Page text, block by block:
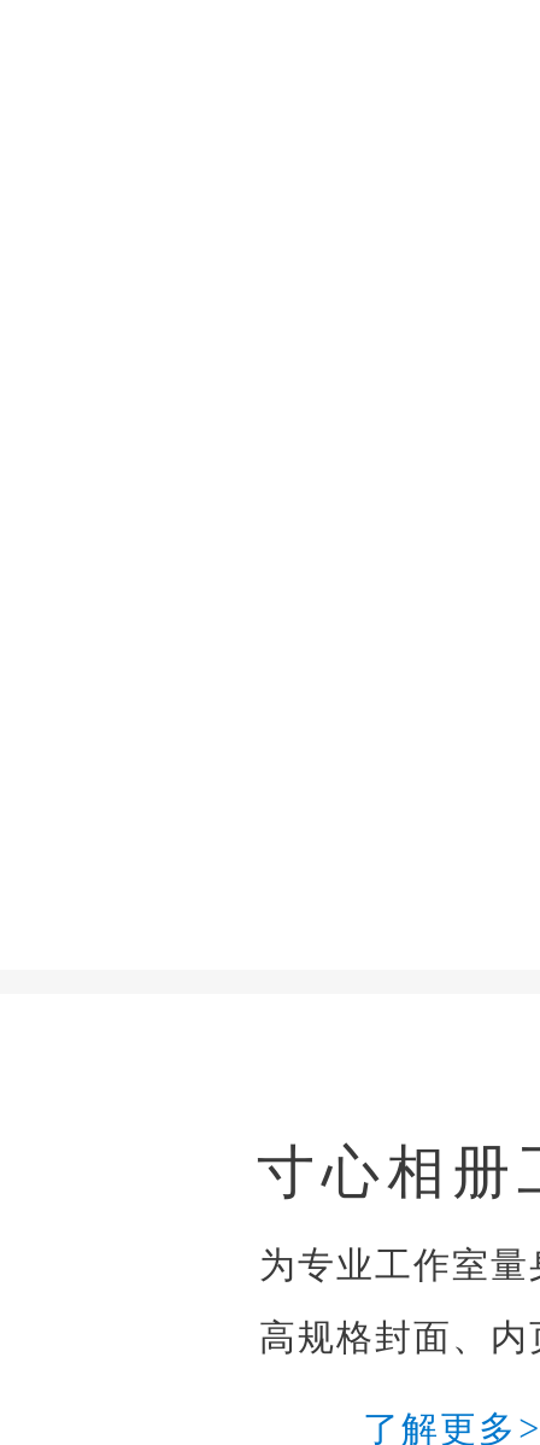
寸心相册
为专业工作室量
高规格封面、内
了解更多